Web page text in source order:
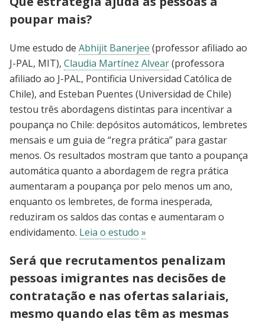
poupar mais?
Ume estudo de Abhijit Banerjee (professor afiliado ao
J-PAL, MIT), Claudia Martínez Alvear(professora
afiliado ao J-PAL, Pontificia Universidad Católica de
Chile), and Esteban Puentes (Universidad de Chile)
testou três abordagens distintas para incentivar a
poupança no Chile: depósitos automáticos, lembretes
mensais e um guia de “regra prática” para gastar
menos. Os resultados mostram que tanto a poupança
automática quanto a abordagem de regra prática
aumentaram a poupança por pelo menos um ano,
enquanto os lembretes, de forma inesperada,
reduziram os saldos das contas e aumentaram o
endividamento. Leia o estudo »
Será que recrutamentos penalizam
pessoas imigrantes nas decisões de
contratação e nas ofertas salariais,
mesmo quando elas têm as mesmas